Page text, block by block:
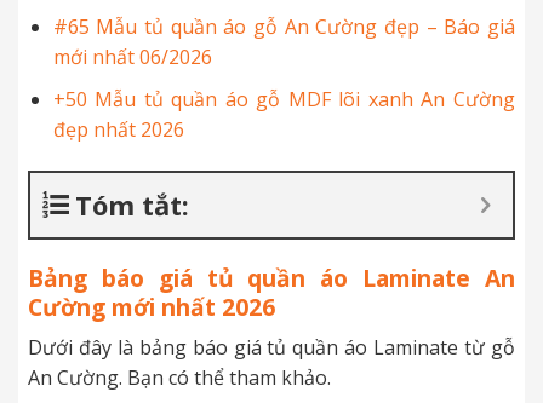
#65 Mẫu tủ quần áo gỗ An Cường đẹp – Báo giá
mới nhất 06/2026
+50 Mẫu tủ quần áo gỗ MDF lõi xanh An Cường
đẹp nhất 2026
Tóm tắt:
Bảng báo giá tủ quần áo Laminate An
Cường mới nhất 2026
Dưới đây là bảng báo giá tủ quần áo Laminate từ gỗ
An Cường. Bạn có thể tham khảo.